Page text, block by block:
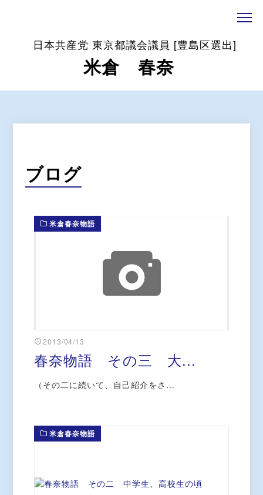
日本共産党 東京都議会議員 [豊島区選出]
米倉 春奈
ブログ
米倉春奈物語
2013/04/13
春奈物語 その三 大...
（その二に続いて、自己紹介をさ…
米倉春奈物語